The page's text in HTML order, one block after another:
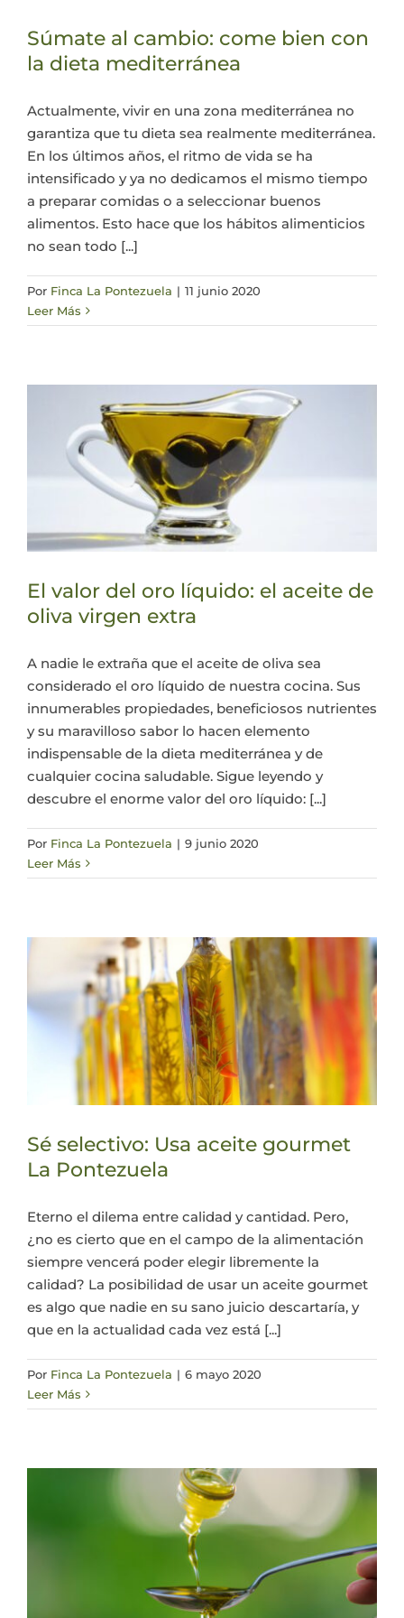
Actualidad
Súmate al cambio: come bien con
la dieta mediterránea
Actualmente, vivir en una zona mediterránea no
garantiza que tu dieta sea realmente mediterránea.
En los últimos años, el ritmo de vida se ha
intensificado y ya no dedicamos el mismo tiempo
a preparar comidas o a seleccionar buenos
alimentos. Esto hace que los hábitos alimenticios
no sean todo [...]
Por Finca La Pontezuela | 11 junio 2020
Leer Más
El valor del oro líquido: el aceite de
oliva virgen extra
A nadie le extraña que el aceite de oliva sea
considerado el oro líquido de nuestra cocina. Sus
innumerables propiedades, beneficiosos nutrientes
y su maravilloso sabor lo hacen elemento
indispensable de la dieta mediterránea y de
cualquier cocina saludable. Sigue leyendo y
descubre el enorme valor del oro líquido: [...]
Por Finca La Pontezuela | 9 junio 2020
Leer Más
Sé selectivo: Usa aceite gourmet
La Pontezuela
Eterno el dilema entre calidad y cantidad. Pero,
¿no es cierto que en el campo de la alimentación
siempre vencerá poder elegir libremente la
calidad? La posibilidad de usar un aceite gourmet
es algo que nadie en su sano juicio descartaría, y
que en la actualidad cada vez está [...]
Por Finca La Pontezuela | 6 mayo 2020
Leer Más